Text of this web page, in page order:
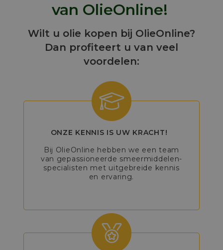
van OlieOnline!
Wilt u olie kopen bij OlieOnline?
Dan profiteert u van veel
voordelen:
ONZE KENNIS IS UW KRACHT!
Bij OlieOnline hebben we een team
van gepassioneerde smeermiddelen-
specialisten met uitgebreide kennis
en ervaring.